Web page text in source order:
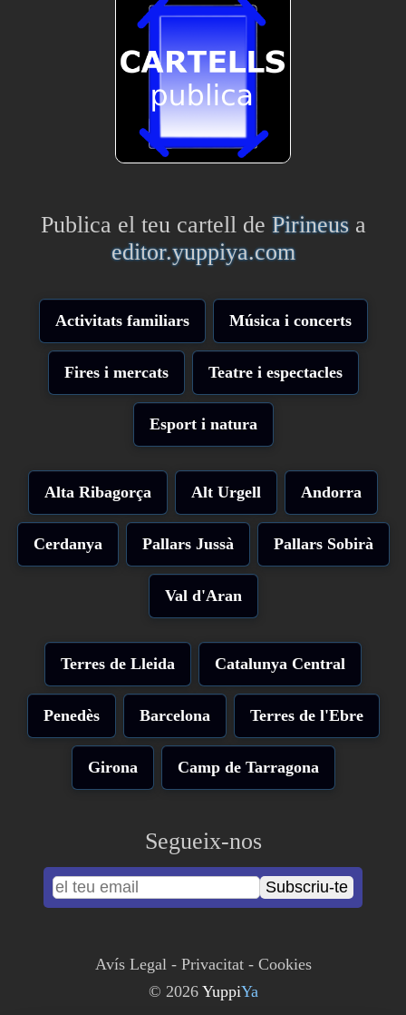
Publica el teu cartell de Pirineusa
editor.yuppiya.com
Activitats familiars Música i concerts
Fires i mercats Teatre i espectacles
Esport i natura
Alta Ribagorça Alt Urgell Andorra
Cerdanya Pallars Jussà Pallars Sobirà
Val d'Aran
Terres de Lleida Catalunya Central
Penedès Barcelona Terres de l'Ebre
Girona Camp de Tarragona
Segueix-nos
Subscriu-te
Avís Legal- Privacitat- Cookies
© 2026 YuppiYa